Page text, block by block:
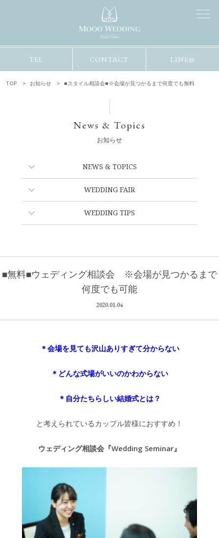
TEL CONTACT LINE@
TOP お知らせ ■スタイル相談会■※会場が見つかるまで何度でも無料
News & Topics
お知らせ
NEWS & TOPICS
WEDDING FAIR
WEDDING TIPS
■無料■ウェディング相談会 ※会場が見つかるまで
何度でも可能
2020.01.04
＊会場を見ても沢山ありすぎて分からない
＊どんな式場がいいのかわからない
＊自分たちらしい結婚式とは？
と考えられているカップル皆様におすすめ！
ウェディング相談会『Wedding Seminar』